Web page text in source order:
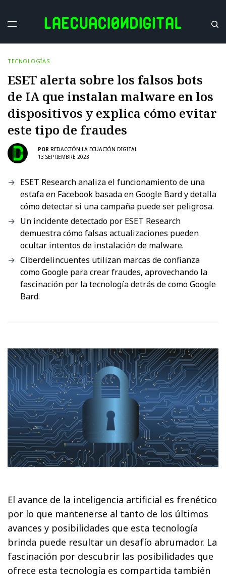
TECNOLOGÍAS
ESET alerta sobre los falsos bots
de IA que instalan malware en los
dispositivos y explica cómo evitar
este tipo de fraudes
POR REDACCIÓN LA ECUACIÓN DIGITAL
13 SEPTIEMBRE 2023
ESET Research analiza el funcionamiento de una
estafa en Facebook basada en Google Bard y detalla
cómo detectar si una campaña puede ser peligrosa.
Un incidente detectado por ESET Research
demuestra cómo falsas actualizaciones pueden
ocultar intentos de instalación de malware.
Ciberdelincuentes utilizan marcas de confianza
como Google para crear fraudes, aprovechando la
fascinación por la tecnología detrás de como Google
Bard.
El avance de la inteligencia artificial es frenético
por lo que mantenerse al tanto de los últimos
avances y posibilidades que esta tecnología
brinda puede resultar un desafío abrumador. La
fascinación por descubrir las posibilidades que
ofrece esta tecnología es compartida también